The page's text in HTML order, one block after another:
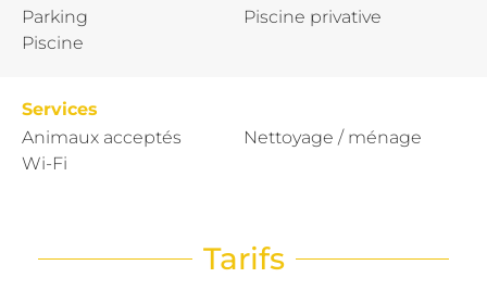
Parking
Piscine
Piscine privative
Services
Animaux acceptés
Wi-Fi
Nettoyage / ménage
Tarifs